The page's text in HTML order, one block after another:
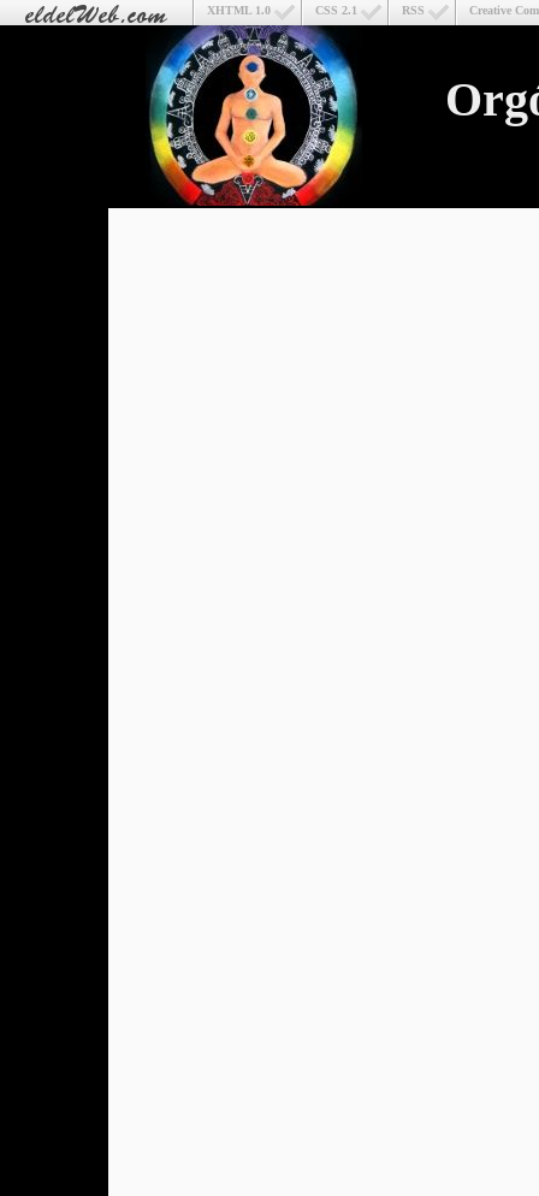
Creative
RSS
CSS 2.1
XHTML 1.0